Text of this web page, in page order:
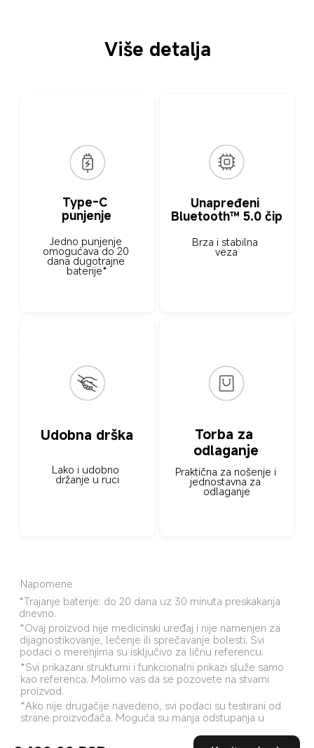
Više detalja
Type-C
punjenje
Jedno punjenje
omogućava do 20
dana dugotrajne
baterije*
Unapređeni
Bluetooth™ 5.0 čip
Brza i stabilna
veza
Udobna drška
Lako i udobno
držanje u ruci
Torba za
odlaganje
Praktična za nošenje i
jednostavna za
odlaganje
Napomene
*Trajanje baterije: do 20 dana uz 30 minuta preskakanja
dnevno.
*Ovaj proizvod nije medicinski uređaj i nije namenjen za
dijagnostikovanje, lečenje ili sprečavanje bolesti. Svi
podaci o merenjima su isključivo za ličnu referencu.
*Svi prikazani strukturni i funkcionalni prikazi služe samo
kao referenca. Molimo vas da se pozovete na stvarni
proizvod.
*Ako nije drugačije navedeno, svi podaci su testirani od
strane proizvođača. Moguća su manja odstupanja u